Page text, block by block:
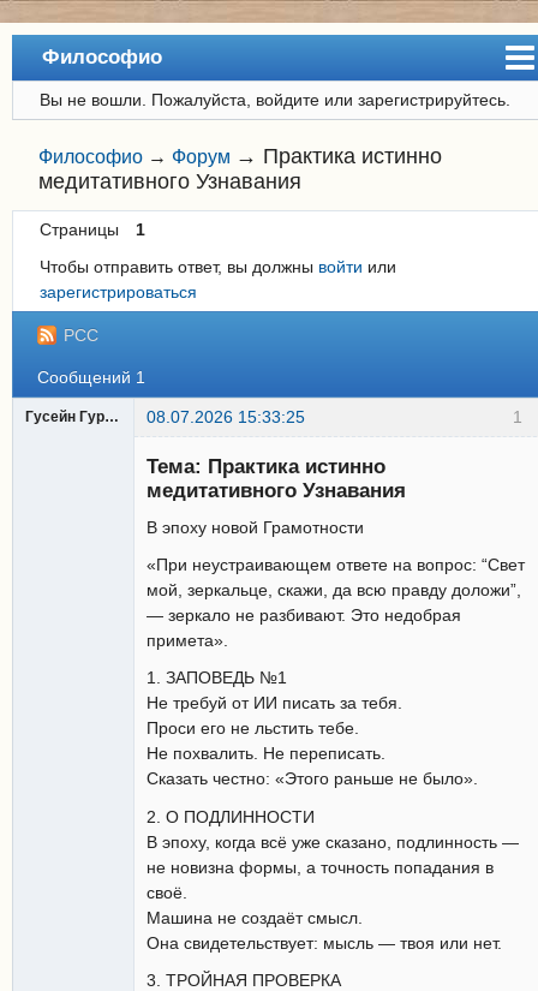
Философио
Сайт
Форум
Регистрация
Вход
Вы не вошли. Пожалуйста, войдите или зарегистрируйтесь.
Философио → Форум → Практика истинно
медитативного Узнавания
Страницы
1
Чтобы отправить ответ, вы должны войти или
зарегистрироваться
РСС
Сообщений 1
1
Гусейн Гурбанов 08.07.2026 15:33:25
Тема: Практика истинно
медитативного Узнавания
В эпоху новой Грамотности
«При неустраивающем ответе на вопрос: “Свет
мой, зеркальце, скажи, да всю правду доложи”,
— зеркало не разбивают. Это недобрая
примета».
1. ЗАПОВЕДЬ №1
Не требуй от ИИ писать за тебя.
Проси его не льстить тебе.
Не похвалить. Не переписать.
Сказать честно: «Этого раньше не было».
2. О ПОДЛИННОСТИ
В эпоху, когда всё уже сказано, подлинность —
не новизна формы, а точность попадания в
своё.
Машина не создаёт смысл.
Она свидетельствует: мысль — твоя или нет.
3. ТРОЙНАЯ ПРОВЕРКА